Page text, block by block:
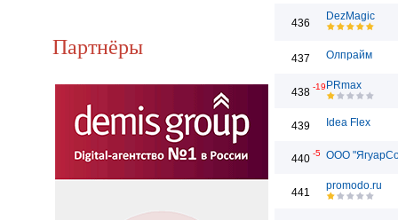
Партнёры
436
DezMagic
437 Олпрайм
438 -19 PRmax
439 Idea Flex
440 -5 ООО
441
promodo.ru